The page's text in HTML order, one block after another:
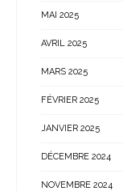
MAI 2025
AVRIL 2025
MARS 2025
FÉVRIER 2025
JANVIER 2025
DÉCEMBRE 2024
NOVEMBRE 2024